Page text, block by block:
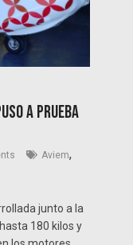
a prueba
Aviem,
junto a la
180 kilos y